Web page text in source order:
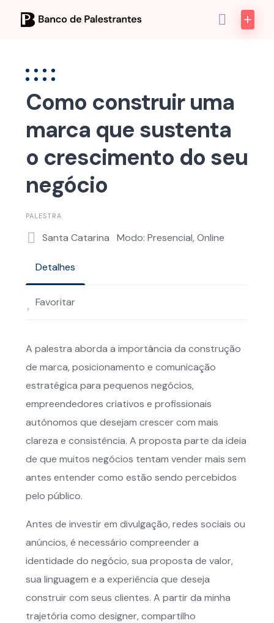
Como construir uma
marca que sustenta
o crescimento do seu
negócio
PALESTRA
Santa Catarina Modo: Presencial, Online
Detalhes
Favoritar
A palestra aborda a importância da construção
de marca, posicionamento e comunicação
estratégica para pequenos negócios,
empreendedores criativos e profissionais
autônomos que desejam crescer com mais
clareza e consistência. A proposta parte da ideia
de que muitos negócios tentam vender mais sem
antes entender como estão sendo percebidos
pelo público.
Antes de investir em divulgação, redes sociais ou
anúncios, é necessário compreender a
identidade do negócio, sua proposta de valor,
sua linguagem e a experiência que deseja
construir com seus clientes. A partir da minha
trajetória como designer, compartilho